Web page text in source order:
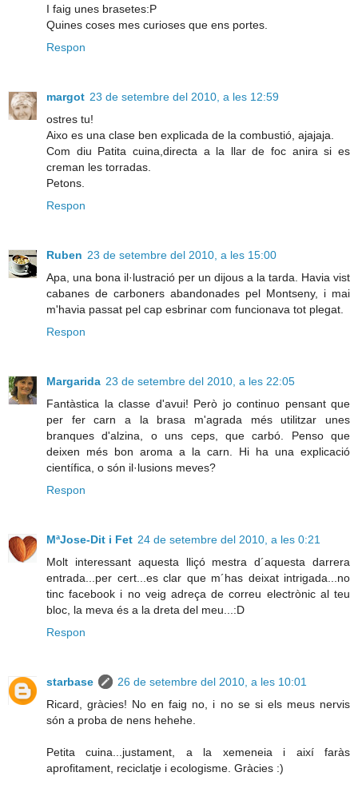
I faig unes brasetes:P
Quines coses mes curioses que ens portes.
Respon
margot 23 de setembre del 2010, a les 12:59
ostres tu!
Aixo es una clase ben explicada de la combustió, ajajaja.
Com diu Patita cuina,directa a la llar de foc anira si es
creman les torradas.
Petons.
Respon
Ruben 23 de setembre del 2010, a les 15:00
Apa, una bona il·lustració per un dijous a la tarda. Havia vist
cabanes de carboners abandonades pel Montseny, i mai
m'havia passat pel cap esbrinar com funcionava tot plegat.
Respon
Margarida 23 de setembre del 2010, a les 22:05
Fantàstica la classe d'avui! Però jo continuo pensant que
per fer carn a la brasa m'agrada més utilitzar unes
branques d'alzina, o uns ceps, que carbó. Penso que
deixen més bon aroma a la carn. Hi ha una explicació
científica, o són il·lusions meves?
Respon
MªJose-Dit i Fet 24 de setembre del 2010, a les 0:21
Molt interessant aquesta lliçó mestra d´aquesta darrera
entrada...per cert...es clar que m´has deixat intrigada...no
tinc facebook i no veig adreça de correu electrònic al teu
bloc, la meva és a la dreta del meu...:D
Respon
starbase
26 de setembre del 2010, a les 10:01
Ricard, gràcies! No en faig no, i no se si els meus nervis
són a proba de nens hehehe.
Petita cuina...justament, a la xemeneia i així faràs
aprofitament, reciclatje i ecologisme. Gràcies :)